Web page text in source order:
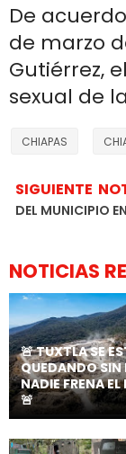
De
de marzo
Gutiérrez,
sexual de
CHIAPAS
SIGUIENTE
DEL MUNICIPIO
NOTICIAS
🚨 TUXTLA SE
QUEDANDO SIN
NADIE FRENA EL
🚨